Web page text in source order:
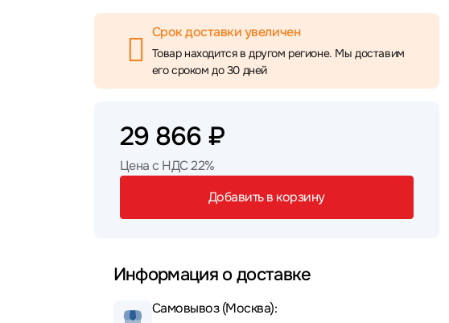
Срок доставки увеличен
Товар находится в другом регионе. Мы доставим
его сроком до 30 дней
29 866 ₽
Цена с НДС 22%
Добавить в корзину
Информация о доставке
Самовывоз (Москва):